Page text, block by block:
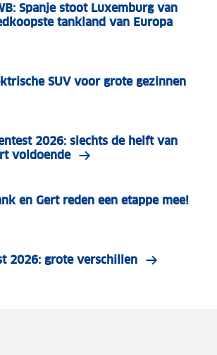
Spanje stoot Luxemburg van
tankland van Europa
SUV voor grote gezinnen
2026: slechts de helft van
voldoende
en Gert reden een etappe mee!
2026: grote verschillen